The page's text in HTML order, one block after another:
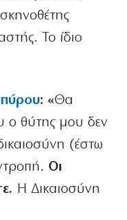
Το ίδιο
: «Θα
ο θύτης μου δεν
(έστω
Οι
Η Δικαιοσύνη